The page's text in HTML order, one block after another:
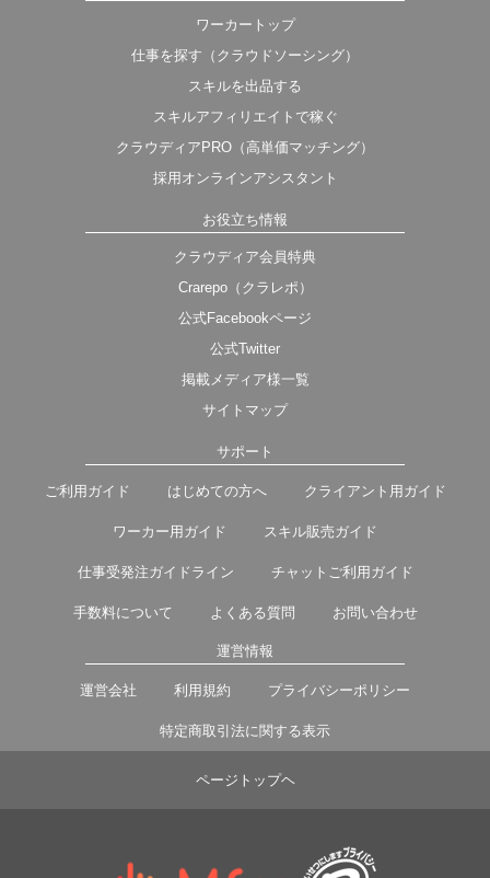
ワーカートップ
仕事を探す（クラウドソーシング）
スキルを出品する
スキルアフィリエイトで稼ぐ
クラウディアPRO（高単価マッチング）
採用オンラインアシスタント
お役立ち情報
クラウディア会員特典
Crarepo（クラレポ）
公式Facebookページ
公式Twitter
掲載メディア様一覧
サイトマップ
サポート
ご利用ガイド はじめての方へ クライアント用ガイド
ワーカー用ガイド スキル販売ガイド
仕事受発注ガイドライン チャットご利用ガイド
手数料について よくある質問 お問い合わせ
運営情報
運営会社 利用規約 プライバシーポリシー
特定商取引法に関する表示
ページトップヘ